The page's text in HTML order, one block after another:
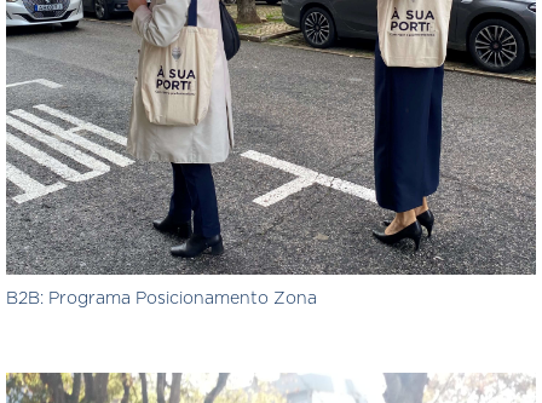
B2B: Programa Posicionamento Zona